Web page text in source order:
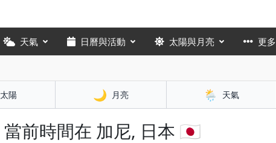
天氣 日曆與活動 太陽與月亮 更多
太陽 🌙 月亮 🌦️ 天氣
當前時間在 加尼, 日本 🇯🇵